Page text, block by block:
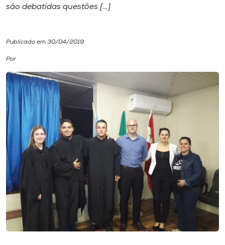
Diplomados
Biblioteca
Editora
Rádio
Museu
Unoesc
Store
são debatidas questões […]
Publicado em 30/04/2019
Por